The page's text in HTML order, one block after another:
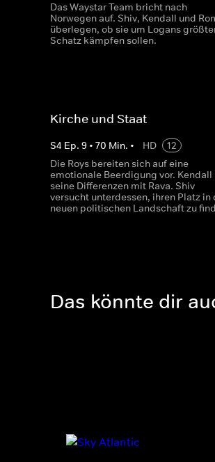
Das Waystar Team bricht nach
Norwegen auf. Shiv, Kendall und
überlegen, ob sie um Logans
Schatz kämpfen sollen.
Kirche und Staat
S4 Ep. 9 • 70 Min. • HD
12
Die Roys bereiten sich auf eine
emotionale Beerdigung vor. Kendall
seine Differenzen mit Rava. Shiv
versucht unterdessen, ihren Platz in
neuen politischen Landschaft zu
Das könnte dir